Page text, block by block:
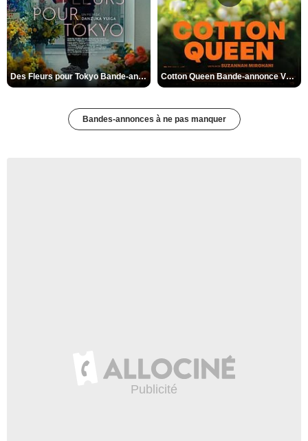
Des Fleurs pour Tokyo Bande-annonce VO STFR Cotton Queen Bande-annonce VO STFR
Bandes-annonces à ne pas manquer